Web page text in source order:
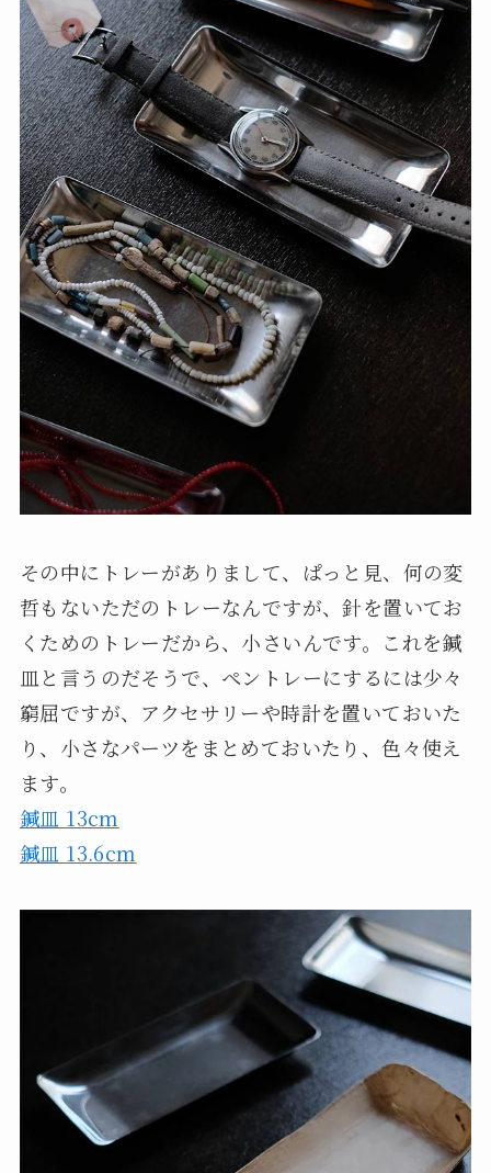
その中にトレーがありまして、ぱっと見、何の変
哲もないただのトレーなんですが、針を置いてお
くためのトレーだから、小さいんです。これを鍼
皿と言うのだそうで、ペントレーにするには少々
窮屈ですが、アクセサリーや時計を置いておいた
り、小さなパーツをまとめておいたり、色々使え
ます。
鍼皿 13cm
鍼皿 13.6cm